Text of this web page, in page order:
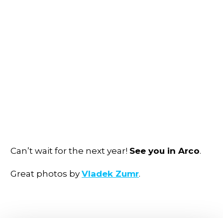
Can’t wait for the next year! See you in Arco.
Great photos by Vladek Zumr.